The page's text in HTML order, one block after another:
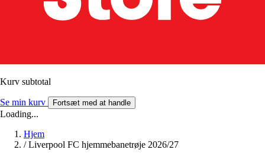
Kurv subtotal
Se min kurv Fortsæt med at handle
Loading...
Hjem
/ Liverpool FC hjemmebanetrøje 2026/27